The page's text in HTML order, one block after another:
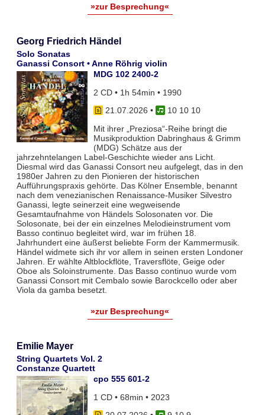
»zur Besprechung«
Georg Friedrich Händel
Solo Sonatas
Ganassi Consort • Anne Röhrig violin
MDG 102 2400-2
2 CD • 1h 54min • 1990
21.07.2026 •
10 10 10
Mit ihrer „Preziosa“-Reihe bringt die
Musikproduktion Dabringhaus & Grimm
(MDG) Schätze aus der
jahrzehntelangen Label-Geschichte wieder ans Licht.
Diesmal wird das Ganassi Consort neu aufgelegt, das in den
1980er Jahren zu den Pionieren der historischen
Aufführungspraxis gehörte. Das Kölner Ensemble, benannt
nach dem venezianischen Renaissance-Musiker Silvestro
Ganassi, legte seinerzeit eine wegweisende
Gesamtaufnahme von Händels Solosonaten vor. Die
Solosonate, bei der ein einzelnes Melodieinstrument vom
Basso continuo begleitet wird, war im frühen 18.
Jahrhundert eine äußerst beliebte Form der Kammermusik.
Händel widmete sich ihr vor allem in seinen ersten Londoner
Jahren. Er wählte Altblockflöte, Traversflöte, Geige oder
Oboe als Soloinstrumente. Das Basso continuo wurde vom
Ganassi Consort mit Cembalo sowie Barockcello oder aber
Viola da gamba besetzt.
»zur Besprechung«
Emilie Mayer
String Quartets Vol. 2
Constanze Quartett
cpo 555 601-2
1 CD • 68min • 2023